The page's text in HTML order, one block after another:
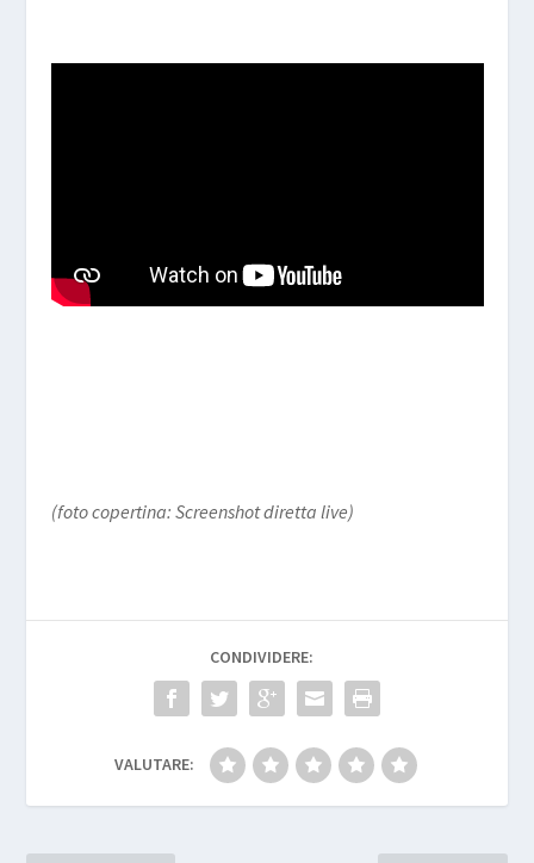
(foto copertina: Screenshot diretta live)
CONDIVIDERE:
VALUTARE: